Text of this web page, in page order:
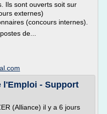
Ils sont ouverts soit sur
externes)
(concours internes).
de...
l'Emploi - Support
(Alliance) il y a 6 jours